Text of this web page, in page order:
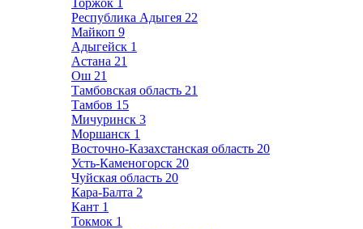
Торжок 1
Республика Адыгея 22
Майкоп 9
Адыгейск 1
Астана 21
Ош 21
Тамбовская область 21
Тамбов 15
Мичуринск 3
Моршанск 1
Восточно-Казахстанская область 20
Усть-Каменогорск 20
Чуйская область 20
Кара-Балта 2
Кант 1
Токмок 1